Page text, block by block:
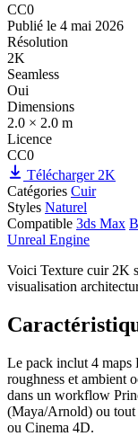
CC0
Publié le 4 mai 2026
Résolution
2K
Seamless
Oui
Dimensions
2.0 × 2.0 m
Licence
CC0
Télécharger 2K
Catégories Cuir
Styles Naturel
Compatible 3ds Max
Unreal Engine
Voici Texture cuir 2K
visualisation
Le pack inclut 4 maps
roughness et ambient
dans un workflow
(Maya/Arnold) ou tout
ou Cinema 4D.